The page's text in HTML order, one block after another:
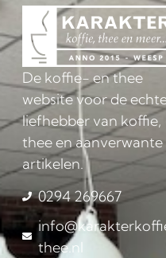
De koffie- en thee
website voor de
liefhebber van koffie,
thee en aanverwante
artikelen.
0294 269667
thee.nl